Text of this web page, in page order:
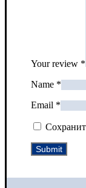
Your review *
Name *
Email *